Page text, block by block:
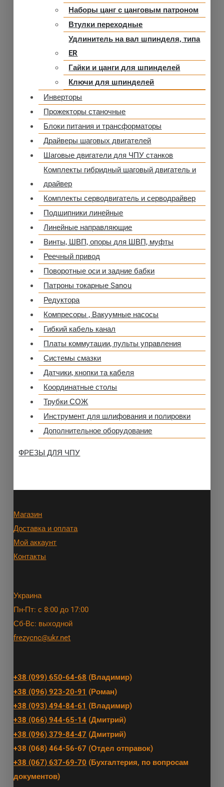
Наборы цанг с цанговым патроном
Втулки переходные
Удлинитель на вал шпинделя, типа
ER
Гайки и цанги для шпинделей
Ключи для шпинделей
Инверторы
Прожекторы станочные
Блоки питания и трансформаторы
Драйверы шаговых двигателей
Шаговые двигатели для ЧПУ станков
Комплекты гибридный шаговый двигатель и
драйвер
Комплекты серводвигатель и серводрайвер
Подшипники линейные
Линейные направляющие
Винты, ШВП, опоры для ШВП, муфты
Реечный привод
Поворотные оси и задние бабки
Патроны токарные Sanou
Редуктора
Компресоры , Вакуумные насосы
Гибкий кабель канал
Платы коммутации, пульты управления
Системы смазки
Датчики, кнопки та кабеля
Координатные столы
Трубки СОЖ
Инструмент для шлифования и полировки
Дополнительное оборудование
ФРЕЗЫ ДЛЯ ЧПУ
Магазин
Доставка и оплата
Мой аккаунт
Контакты
Украина
Пн-Пт: с 8:00 до 17:00
Сб-Вс: выходной
frezycnc@ukr.net
+38 (099) 650-64-68 (Владимир)
+38 (096) 923-20-91 (Роман)
+38 (093) 494-84-61 (Владимир)
+38 (066) 944-65-14 (Дмитрий)
+38 (096) 379-84-47 (Дмитрий)
+38 (068) 464-56-67 (Отдел отправок)
+38 (067) 637-69-70 (Бухгалтерия, по вопросам
документов)